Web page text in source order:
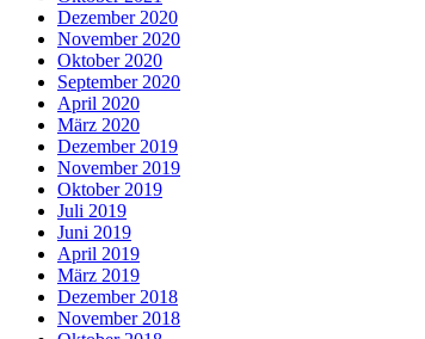
Dezember 2020
November 2020
Oktober 2020
September 2020
April 2020
März 2020
Dezember 2019
November 2019
Oktober 2019
Juli 2019
Juni 2019
April 2019
März 2019
Dezember 2018
November 2018